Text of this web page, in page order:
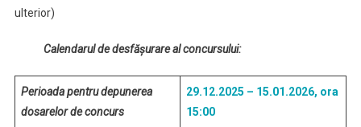
ulterior)
Calendarul de desfășurare al concursului:
Perioada pentru depunerea
dosarelor de concurs
29.12.2025 – 15.01.2026, ora
15:00